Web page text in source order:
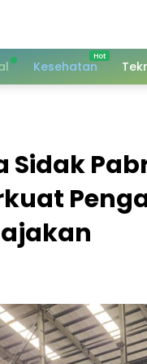
Kesehatan
Sidak